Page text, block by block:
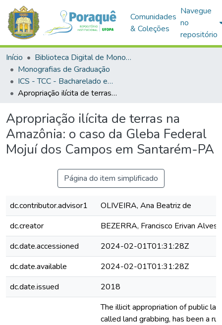
Comunidades
& Coleções
Navegue
no
repositório
Início
Biblioteca Digital de Monografias (BDM)
Monografias de Graduação
ICS - TCC - Bacharelado em Direito
Apropriação ilícita de terras na Amazônia: o caso da Gleba Federal Mojuí dos Campos em Santarém-PA
Apropriação ilícita de terras na
Amazônia: o caso da Gleba Federal
Mojuí dos Campos em Santarém-PA
Página do item simplificado
dc.contributor.advisor1
OLIVEIRA, Ana Beatriz de
dc.creator
BEZERRA, Francisco Erivan Alves
dc.date.accessioned
2024-02-01T01:31:28Z
dc.date.available
2024-02-01T01:31:28Z
dc.date.issued
2018
The illicit appropriation of public
called land grabbing, has been a